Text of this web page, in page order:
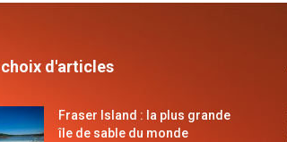
d'articles
Fraser Island : la plus grande
île de sable du monde